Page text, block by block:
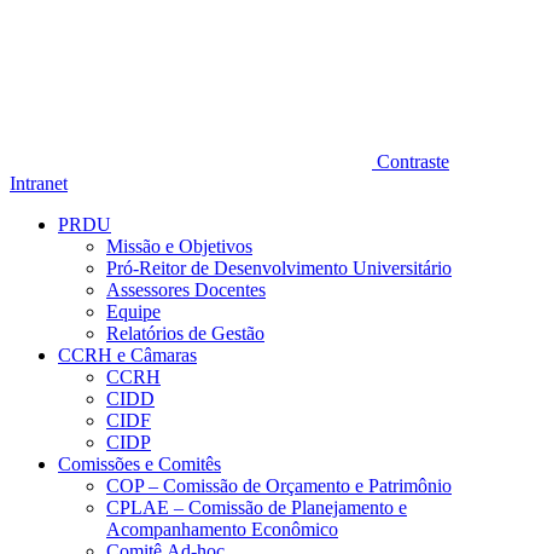
Contraste
Intranet
PRDU
Missão e Objetivos
Pró-Reitor de Desenvolvimento Universitário
Assessores Docentes
Equipe
Relatórios de Gestão
CCRH e Câmaras
CCRH
CIDD
CIDF
CIDP
Comissões e Comitês
COP – Comissão de Orçamento e Patrimônio
CPLAE – Comissão de Planejamento e
Acompanhamento Econômico